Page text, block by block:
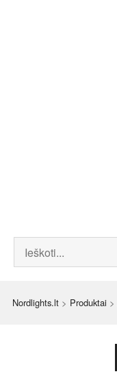
Nordlights.lt > Produktai >